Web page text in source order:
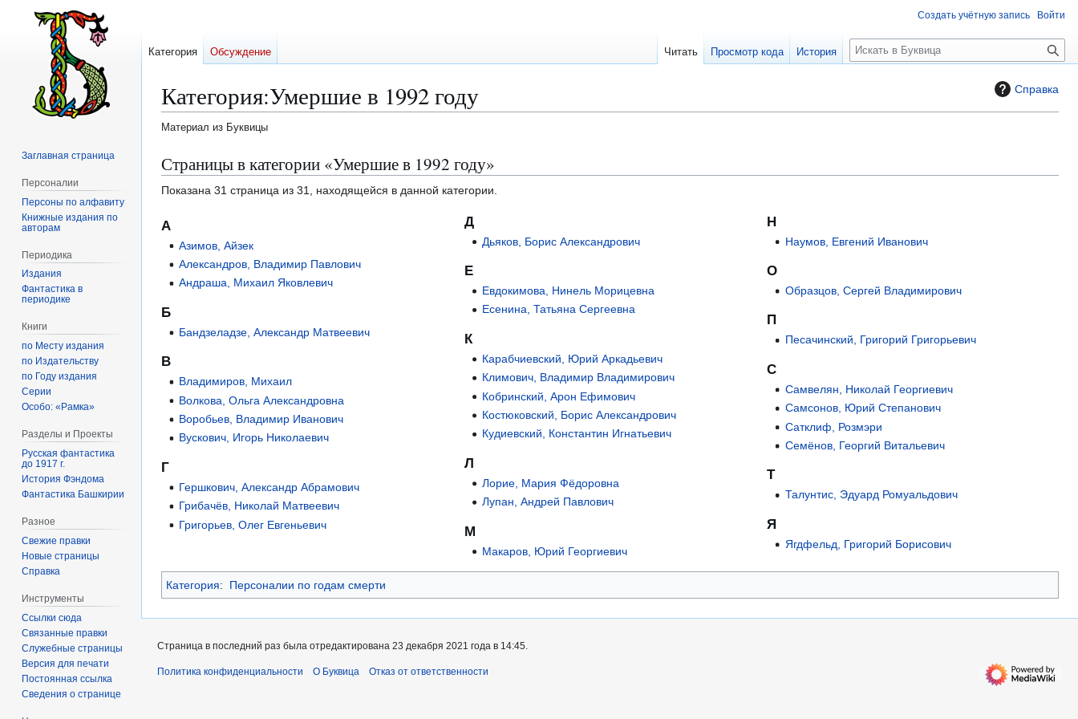
Справка
Категория:Умершие в 1992 году
Материал из Буквицы
Перейти
к
навигации
Перейти
к
поиску
Страницы в категории «Умершие в 1992 году»
Показана 31 страница из 31, находящейся в данной категории.
А
Азимов, Айзек
Александров, Владимир Павлович
Андраша, Михаил Яковлевич
Б
Бандзеладзе, Александр Матвеевич
В
Владимиров, Михаил
Волкова, Ольга Александровна
Воробьев, Владимир Иванович
Вускович, Игорь Николаевич
Г
Гершкович, Александр Абрамович
Грибачёв, Николай Матвеевич
Григорьев, Олег Евгеньевич
Д
Дьяков, Борис Александрович
Е
Евдокимова, Нинель Морицевна
Есенина, Татьяна Сергеевна
К
Карабчиевский, Юрий Аркадьевич
Климович, Владимир Владимирович
Кобринский, Арон Ефимович
Костюковский, Борис Александрович
Кудиевский, Константин Игнатьевич
Л
Лорие, Мария Фёдоровна
Лупан, Андрей Павлович
М
Макаров, Юрий Георгиевич
Н
Наумов, Евгений Иванович
О
Образцов, Сергей Владимирович
П
Песачинский, Григорий Григорьевич
С
Самвелян, Николай Георгиевич
Самсонов, Юрий Степанович
Сатклиф, Розмэри
Семёнов, Георгий Витальевич
Т
Талунтис, Эдуард Ромуальдович
Я
Ягдфельд, Григорий Борисович
Категория: Персоналии по годам смерти
Создать учётную запись Войти
Категория Обсуждение Читать Просмотр кода История
П
о
к
Заглавная страница
Персоналии
Персоны по алфавиту
Книжные издания по
авторам
Периодика
Издания
Фантастика в
периодике
Книги
по Месту издания
по Издательству
по Году издания
Серии
Особо: «Рамка»
Разделы и Проекты
Русская фантастика
до 1917 г.
История Фэндома
Фантастика Башкирии
Разное
Свежие правки
Новые страницы
Справка
Инструменты
Ссылки сюда
Связанные правки
Служебные страницы
Версия для печати
Постоянная ссылка
Сведения о странице
Страница в последний раз была отредактирована 23 декабря 2021 года в 14:45.
Политика конфиденциальности О Буквица Отказ от ответственности